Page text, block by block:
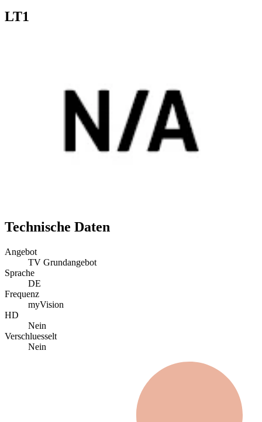
LT1
Technische Daten
Angebot
TV Grundangebot
Sprache
DE
Frequenz
myVision
HD
Nein
Verschluesselt
Nein